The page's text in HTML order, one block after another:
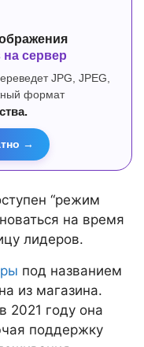
на сервер
JPG, JPEG,
формат
→
“режим
на время
лидеров.
под названием
из магазина.
2021 году она
поддержку